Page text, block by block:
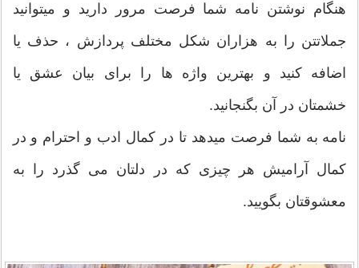
هنگام نوشتن نامه شما فرصت مرور دارید و میتوانید
جملاتتن را به هزاران شکل مختلف پردازش ، حذف یا
اضافه کنید و بهترین واژه ها را برای بیان عشق یا
خشمتان در آن بگنجانید.
نامه به شما فرصت میدهد تا در کمال ادب و احترام و در
کمال آرامیش هر چیزی که در دلتان می گذرد را به
معشوقتان بگویید.